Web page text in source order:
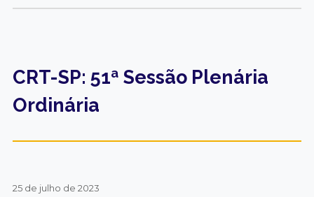
CRT-SP: 51ª Sessão Plenária
Ordinária
25 de julho de 2023